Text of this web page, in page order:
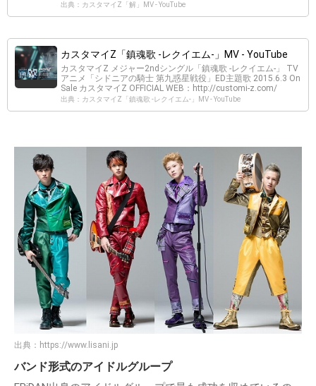
出典：カスタマイZ「解」MV - YouTube
カスタマイZ「鎮魂歌 -レクイエム-」MV - YouTube
カスタマイZ メジャー2ndシングル「鎮魂歌 -レクイエム-」 TV
アニメ「シドニアの騎士 第九惑星戦役」ED主題歌 2015.6.3 On
Sale カスタマイZ OFFICIAL WEB：http://customi-z.com/
出典：カスタマイZ「鎮魂歌 -レクイエム-」MV - YouTube
出典： https://www.lisani.jp
バンド形式のアイドルグループ